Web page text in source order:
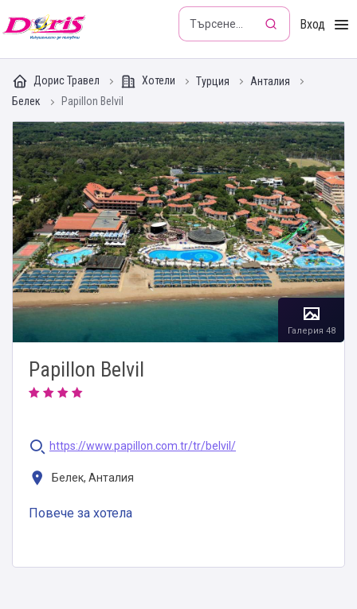
Doris - Изкушението да пътуваш Вход
Дорис Травел Хотели Турция
Анталия
Белек
Papillon Belvil
Papillon Belvil
https://www.papillon.com.tr/tr/belvil/
Белек, Анталия
Повече за хотела
Галерия 48